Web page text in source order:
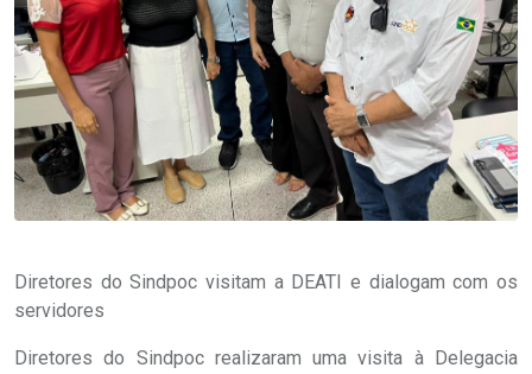
Diretores do Sindpoc visitam a DEATI e dialogam com os
servidores
Diretores do Sindpoc realizaram uma visita à Delegacia